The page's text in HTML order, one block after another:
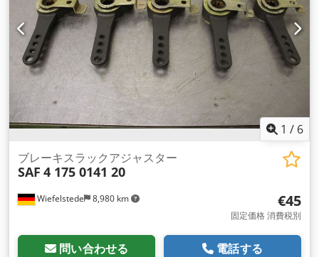
1 / 6
Wiefelstede 8,980 km
ブレーキスラックアジャスター
SAF 4 175 0141 20
€45
固定価格 消費税別
問い合わせる 電話する